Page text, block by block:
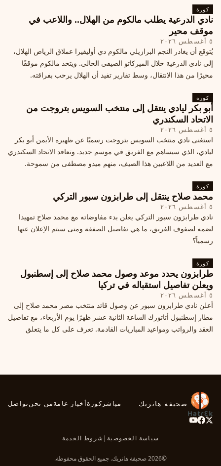
كورة
نادي الدرعية يطلب مالكوم من الهلال.. واللاعب في
موقف محير
٥ أغسطس ٢٠٢٦
يُتوقع أن يغادر النجم البرازيلي مالكوم دي أوليفيرا عملاق الرياض الهلال،
إلى نادي الدرعية خلال الميركاتو الصيفي الحالي. ويتخذ مالكوم موقفًا
محيرًا من هذا الانتقال، وسط تقارير تفيد أن الهلال يرحب بفراقته.
كورة
أبو بكر ليادي ينتقل إلى منتخب السويس بتروجت من
الاتحاد السكندري
٥ أغسطس ٢٠٢٦
استغنى نادي منتخب السويس بتروجت رسميًا عن ظهيره الأيمن أبو بكر
ليادي، الذي سيساهم مع الفريق في موسم جديد. وتعاقد الاتحاد السكندري
مع العديد من اللاعبين هذا الصيف، منهم ميدو مصطفى من سموحة.
كورة
محمد صلاح ينتقل إلى طرابزون سبور التركي
٥ أغسطس ٢٠٢٦
نادي طرابزون سبور التركي يعلن بدء مفاوضاته مع محمد صلاح تمهيدا
لضمه لصفوف الفريق، ما هي تفاصيل الصفقة ومتى سيتم الإعلان عنها
رسمياً؟
كورة
طرابزون يحدد موعد وصول محمد صلاح إلى إسطنبول
ويعلن تفاصيل استقباله في تركيا
٥ أغسطس ٢٠٢٦
أعلن نادي طرابزون سبور عن وصول قائد منتخب مصر محمد صلاح إلى
مطار إسطنبول أتاتورك الساعة الثانية عشر ظهرًا يوم الأربعاء، مع تفاصيل
العقد والرواتب ومواعيد المباريات القادمة. تعرف على كل ما يتعلق
صحيفة هاتريك مباشر كورةأخبار عامةمن نحنتواصل
سياسة الخصوصية | شروط الخدمة
©2026 صحيفة هاتريك. جميع الحقوق محفوظة.